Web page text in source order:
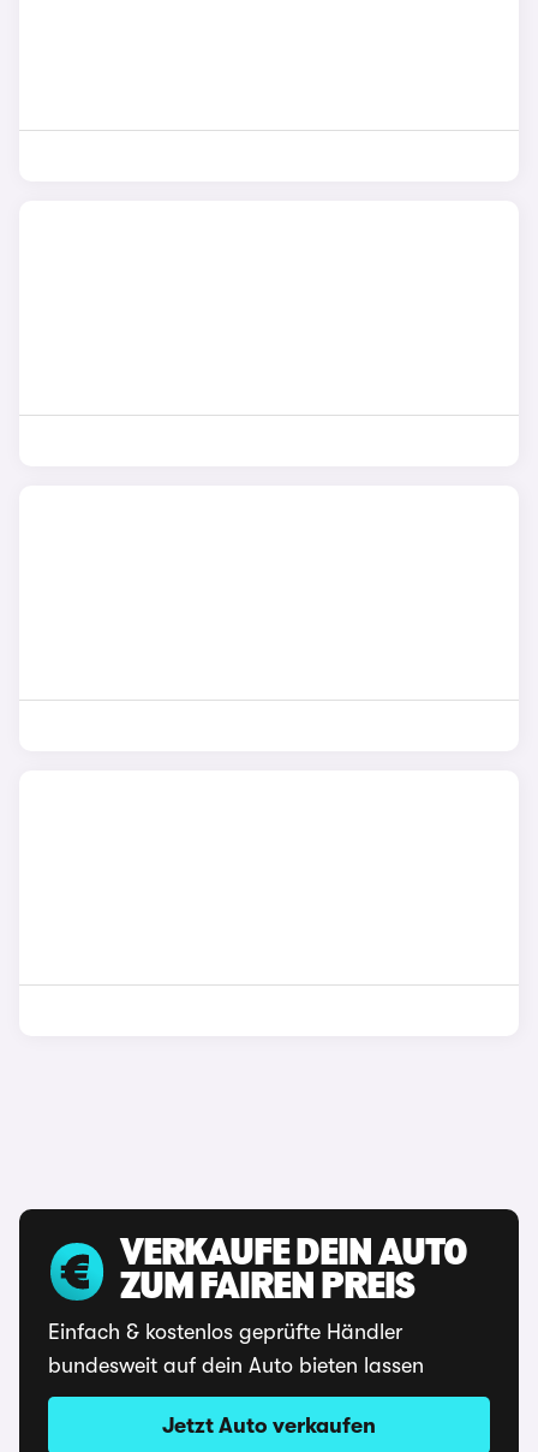
VERKAUFE DEIN AUTO
ZUM FAIREN PREIS
Einfach & kostenlos geprüfte Händler
bundesweit auf dein Auto bieten lassen
Jetzt Auto verkaufen